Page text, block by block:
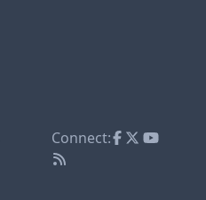
Connect: